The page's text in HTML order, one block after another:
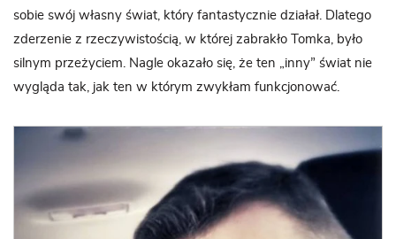
sobie swój własny świat, który fantastycznie działał. Dlatego
zderzenie z rzeczywistością, w której zabrakło Tomka, było
silnym przeżyciem. Nagle okazało się, że ten „inny” świat nie
wygląda tak, jak ten w którym zwykłam funkcjonować.